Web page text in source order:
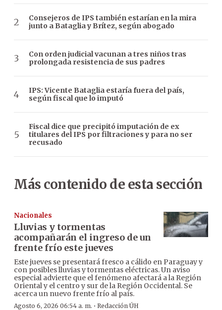
Consejeros de IPS también estarían en la mira
junto a Bataglia y Brítez, según abogado
Con orden judicial vacunan a tres niños tras
prolongada resistencia de sus padres
IPS: Vicente Bataglia estaría fuera del país,
según fiscal que lo imputó
Fiscal dice que precipitó imputación de ex
titulares del IPS por filtraciones y para no ser
recusado
Más contenido de esta sección
Nacionales
Lluvias y tormentas
acompañarán el ingreso de un
frente frío este jueves
Este jueves se presentará fresco a cálido en Paraguay y
con posibles lluvias y tormentas eléctricas. Un aviso
especial advierte que el fenómeno afectará a la Región
Oriental y el centro y sur de la Región Occidental. Se
acerca un nuevo frente frío al país.
Agosto 6, 2026 06:54 a. m. · Redacción ÚH